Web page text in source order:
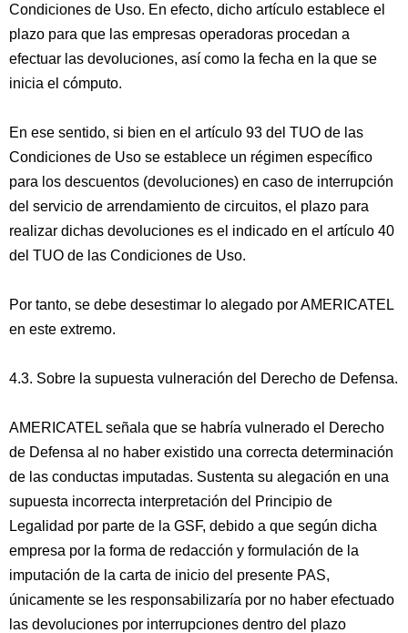
Condiciones de Uso. En efecto, dicho artículo establece el
plazo para que las empresas operadoras procedan a
efectuar las devoluciones, así como la fecha en la que se
inicia el cómputo.
En ese sentido, si bien en el artículo 93 del TUO de las
Condiciones de Uso se establece un régimen específico
para los descuentos (devoluciones) en caso de interrupción
del servicio de arrendamiento de circuitos, el plazo para
realizar dichas devoluciones es el indicado en el artículo 40
del TUO de las Condiciones de Uso.
Por tanto, se debe desestimar lo alegado por AMERICATEL
en este extremo.
4.3. Sobre la supuesta vulneración del Derecho de Defensa.
AMERICATEL señala que se habría vulnerado el Derecho
de Defensa al no haber existido una correcta determinación
de las conductas imputadas. Sustenta su alegación en una
supuesta incorrecta interpretación del Principio de
Legalidad por parte de la GSF, debido a que según dicha
empresa por la forma de redacción y formulación de la
imputación de la carta de inicio del presente PAS,
únicamente se les responsabilizaría por no haber efectuado
las devoluciones por interrupciones dentro del plazo